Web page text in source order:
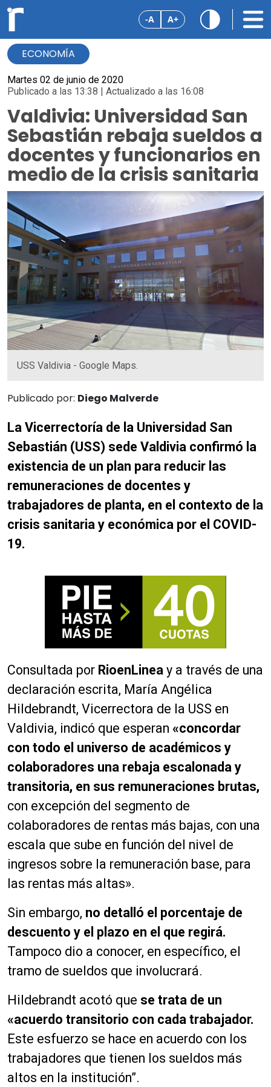
-A A+
ECONOMÍA
Martes 02 de junio de 2020
Publicado a las 13:38 | Actualizado a las 16:08
Valdivia: Universidad San
Sebastián rebaja sueldos a
docentes y funcionarios en
medio de la crisis sanitaria
USS Valdivia - Google Maps.
Publicado por: Diego Malverde
La Vicerrectoría de la Universidad San
Sebastián (USS) sede Valdivia confirmó la
existencia de un plan para reducir las
remuneraciones de docentes y
trabajadores de planta, en el contexto de la
crisis sanitaria y económica por el COVID-
19.
Consultada por RioenLinea y a través de una
declaración escrita, María Angélica
Hildebrandt, Vicerrectora de la USS en
Valdivia, indicó que esperan «concordar
con todo el universo de académicos y
colaboradores una rebaja escalonada y
transitoria, en sus remuneraciones brutas,
con excepción del segmento de
colaboradores de rentas más bajas, con una
escala que sube en función del nivel de
ingresos sobre la remuneración base, para
las rentas más altas».
Sin embargo, no detalló el porcentaje de
descuento y el plazo en el que regirá.
Tampoco dio a conocer, en específico, el
tramo de sueldos que involucrará.
Hildebrandt acotó que se trata de un
«acuerdo transitorio con cada trabajador.
Este esfuerzo se hace en acuerdo con los
trabajadores que tienen los sueldos más
altos en la institución”.